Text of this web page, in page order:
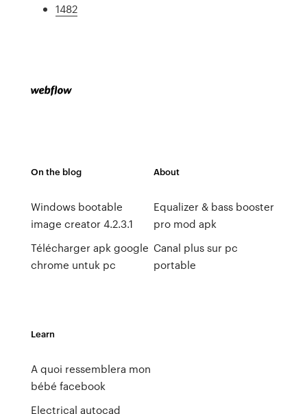
1482
On the blog
Windows bootable
image creator 4.2.3.1
Télécharger apk google
chrome untuk pc
About
Equalizer & bass booster
pro mod apk
Canal plus sur pc
portable
Learn
A quoi ressemblera mon
bébé facebook
Electrical autocad